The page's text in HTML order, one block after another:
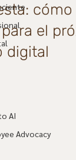
AI
Advocacy
el
digital